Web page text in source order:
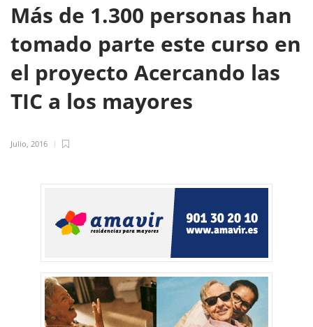
Más de 1.300 personas han
tomado parte este curso en
el proyecto Acercando las
TIC a los mayores
Julio, 2016